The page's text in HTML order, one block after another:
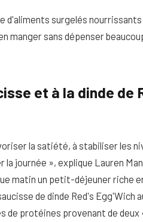
surgelés nourrissants
manger sans dépenser
et à la dinde de
la satiété, à stabiliser les
journée », explique Lauren
matin un petit-déjeuner riche
de dinde Red's Egg'Wich
de protéines provenant de